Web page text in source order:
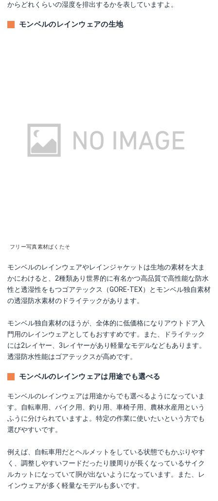
からどれくらいの湿度を排出するかを表していますよ。
モンベルのレインウェアの生地
フリー写真素材ぱくたそ
モンベルのレインウェアやレインジャケットは生地の素材を大ま
かにわけると、2種類あり世界的に有名かつ高品質で高性能な防水
性と透湿性をもつゴアテックス（GORE-TEX）とモンベル独自素材
の透湿防水素材のドライテックがあります。
モンベル独自素材のほうが、全体的に低価格になりアウトドア入
門用のレインウェアとしてもおすすめです。また、ドライテック
には2レイヤー、3レイヤーがあり軽量なモデルなどもあります。
透湿防水性能はゴアテックスが高めです。
モンベルのレインウェアは用途でも選べる
モンベルのレインウェアは用途からでも選べるようになっていま
す。自転車用、バイク用、釣り用、車椅子用、農林水産用という
ふうに分けられていますよ。特定の作業に使いたいという方でも
選びやすいです。
例えば、自転車用だとヘルメットをしている状態でもかぶりやす
く、調整しやすいフードだったり腰周りが長くなっているサイク
ルカットになっていて胴が出ないようになっています。また、レ
インウェアが多く軽量なモデルも多いです。